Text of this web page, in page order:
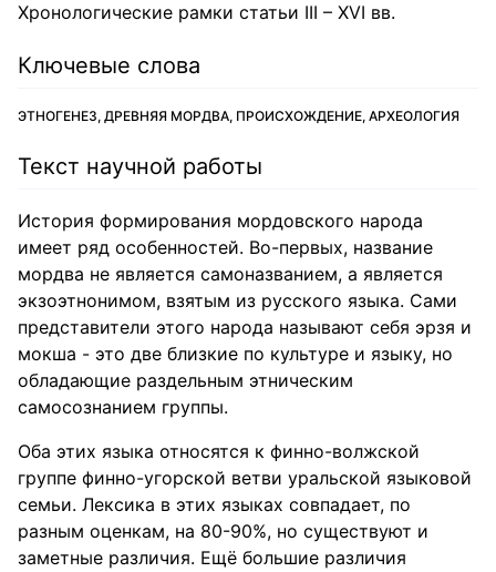
Хронологические рамки статьи III – XVI вв.
Ключевые слова
ЭТНОГЕНЕЗ, ДРЕВНЯЯ МОРДВА, ПРОИСХОЖДЕНИЕ, АРХЕОЛОГИЯ
Текст научной работы
История формирования мордовского народа
имеет ряд особенностей. Во-первых, название
мордва не является самоназванием, а является
экзоэтнонимом, взятым из русского языка. Сами
представители этого народа называют себя эрзя и
мокша - это две близкие по культуре и языку, но
обладающие раздельным этническим
самосознанием группы.
Оба этих языка относятся к финно-волжской
группе финно-угорской ветви уральской языковой
семьи. Лексика в этих языках совпадает, по
разным оценкам, на 80-90%, но существуют и
заметные различия. Ещё большие различия